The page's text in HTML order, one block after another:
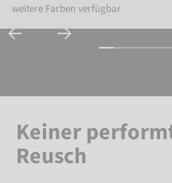
weitere Farben verfügbar
Keiner
Reusch